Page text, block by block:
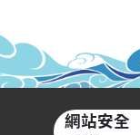
網站安全